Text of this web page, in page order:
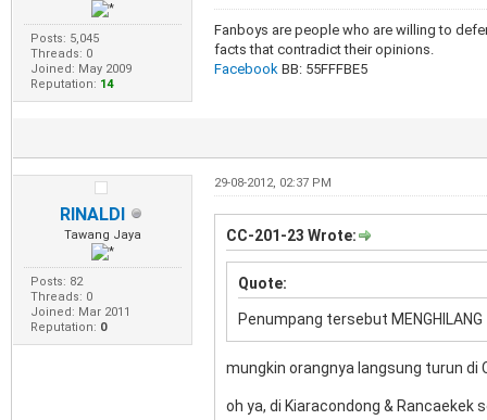
Posts: 5,045
Threads: 0
Joined: May 2009
Reputation: 14
Fanboys are people who are willing to
facts that contradict their opinions.
Facebook BB: 55FFFBE5
RINALDI
Tawang Jaya
Posts: 82
Threads: 0
Joined: Mar 2011
Reputation: 0
29-08-2012, 02:37 PM
CC-201-23 Wrote:
Quote:
Penumpang tersebut MENGHILANG
mungkin orangnya langsung turun di
oh ya, di Kiaracondong & Rancaekek